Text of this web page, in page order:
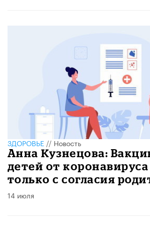
ЗДОРОВЬЕ // Новость
Анна Кузнецова:
детей от
только с согласия
14 июля